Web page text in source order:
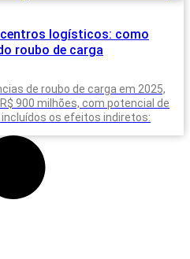
logísticos: como
roubo de carga
de roubo de carga em 2025,
900 milhões, com potencial de
os efeitos indiretos: